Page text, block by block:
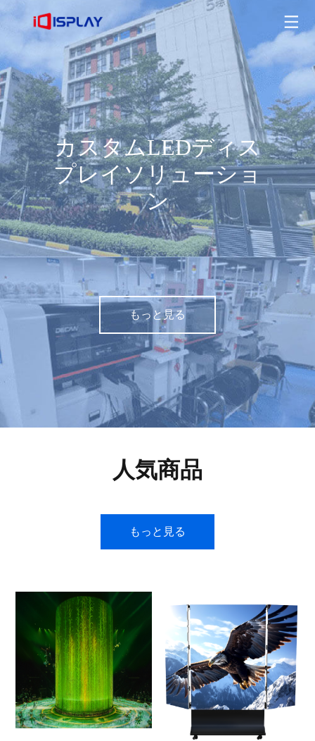
カスタムLEDディス
プレイソリューショ
ン
もっと見る
カスタムLEDディスプレイソリューション
もっと見る
人気商品
もっと見る